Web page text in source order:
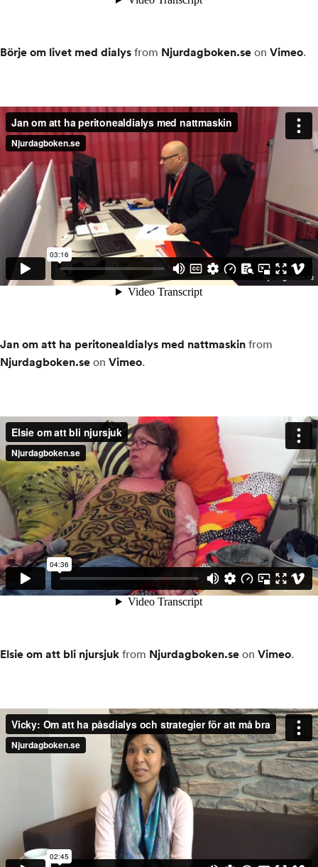
Börje om livet med dialys from Njurdagboken.se on Vimeo.
Jan om att ha peritonealdialys med nattmaskin from
Njurdagboken.se on Vimeo.
Elsie om att bli njursjuk from Njurdagboken.se on Vimeo.